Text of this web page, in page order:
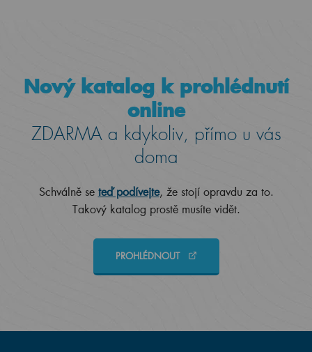
Nový katalog k prohlédnutí
online
ZDARMA a kdykoliv, přímo u vás
doma
Schválně se teď podívejte, že stojí opravdu za to.
Takový katalog prostě musíte vidět.
PROHLÉDNOUT